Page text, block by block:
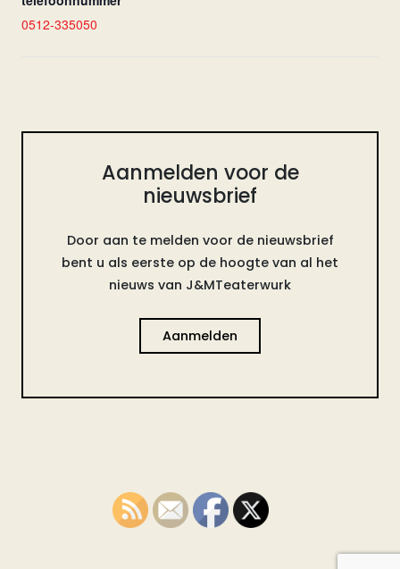
0512-335050
Aanmelden voor de
nieuwsbrief
Door aan te melden voor de nieuwsbrief
bent u als eerste op de hoogte van al het
nieuws van J&MTeaterwurk
Aanmelden